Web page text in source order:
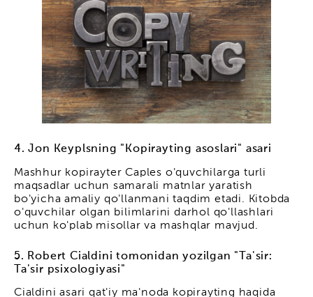
4. Jon Keyplsning "Kopirayting asoslari" asari
Mashhur kopirayter Caples o'quvchilarga turli
maqsadlar uchun samarali matnlar yaratish
bo'yicha amaliy qo'llanmani taqdim etadi. Kitobda
o'quvchilar olgan bilimlarini darhol qo'llashlari
uchun ko'plab misollar va mashqlar mavjud.
5. Robert Cialdini tomonidan yozilgan "Ta'sir:
Ta'sir psixologiyasi"
Cialdini asari qat'iy ma'noda kopirayting haqida